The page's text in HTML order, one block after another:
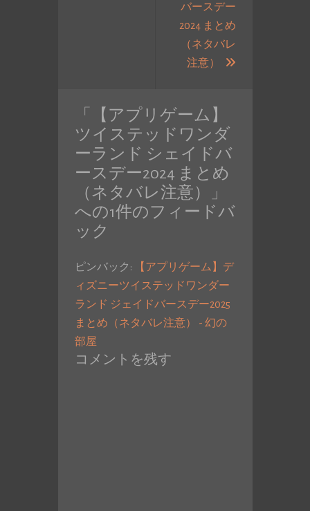
バースデー
2024 まとめ
（ネタバレ
注意）
次
「
【アプリゲーム】
ツイステッドワンダ
ーランド シェイドバ
ースデー2024 まとめ
（ネタバレ注意）
」
への1件のフィードバ
ック
ピンバック:
【アプリゲーム】デ
ィズニーツイステッドワンダー
ランド ジェイドバースデー2025
まとめ（ネタバレ注意） - 幻の
部屋
コメントを残す